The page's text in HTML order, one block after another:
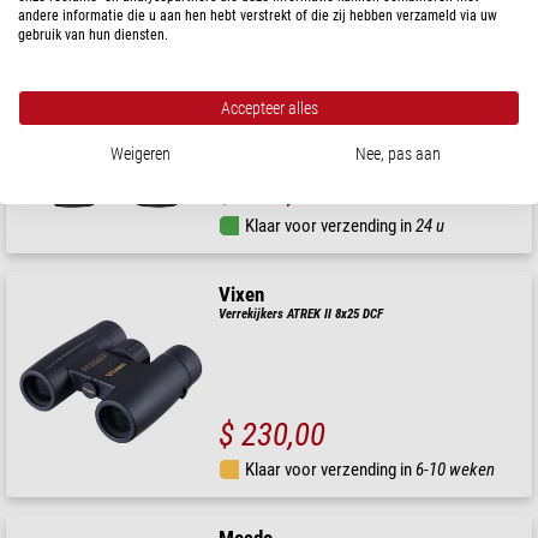
Klaar voor verzending in24 u
Vixen
Verrekijkers ATREK II 8x25 DCF
$ 230,00
Klaar voor verzending in6-10 weken
andere informatie die u aan hen hebt verstrekt of die zij hebben verzameld via uw
gebruik van hun diensten.
Accepteer alles
Weigeren Nee, pas aan